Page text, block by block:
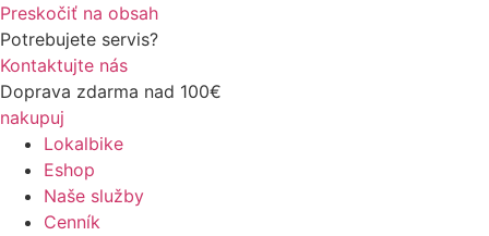
Preskočiť na obsah
Potrebujete servis?
Kontaktujte nás
Doprava zdarma nad 100€
nakupuj
Lokalbike
Eshop
Naše služby
Cenník